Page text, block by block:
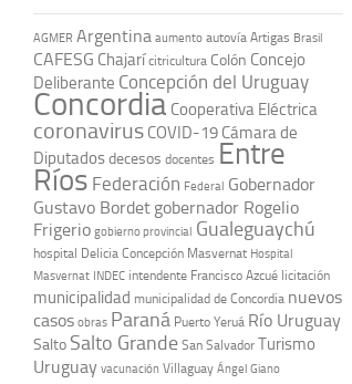
AGMER Argentina aumento autovía Artigas Brasil
CAFESG Chajarí citricultura Colón Concejo
Deliberante Concepción del Uruguay
Concordia Cooperativa Eléctrica
coronavirus COVID-19 Cámara de
Diputadosdecesos docentes Entre
Ríos Federación Federal Gobernador
Gustavo Bordet gobernador Rogelio
Frigerio gobierno provincial Gualeguaychú
hospital Delicia Concepción Masvernat Hospital
Masvernat INDEC intendente Francisco Azcué licitación
municipalidad municipalidad de Concordia nuevos
casos obras Paraná Puerto Yeruá Río Uruguay
Salto Salto Grande San Salvador Turismo
Uruguay vacunación Villaguay Ángel Giano